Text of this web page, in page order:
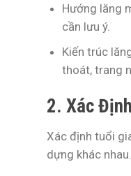
Hướng lăng
cần lưu ý.
Kiến trúc
thoát, trang
2. Xác
Xác định tuổi
dựng khác